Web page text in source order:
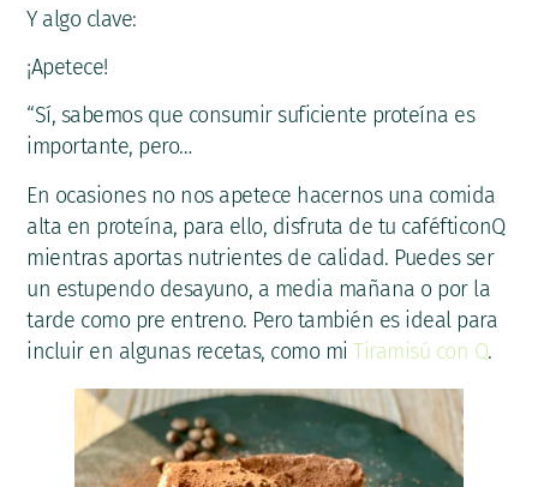
Y algo clave:
¡Apetece!
“Sí, sabemos que consumir suficiente proteína es
importante, pero…
En ocasiones no nos apetece hacernos una comida
alta en proteína, para ello, disfruta de tu caféfticonQ
mientras aportas nutrientes de calidad. Puedes ser
un estupendo desayuno, a media mañana o por la
tarde como pre entreno. Pero también es ideal para
incluir en algunas recetas, como miTiramisú con Q.